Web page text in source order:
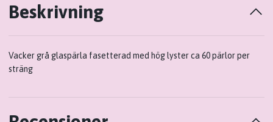
Beskrivning
Vacker grå glaspärla fasetterad med hög lyster ca 60 pärlor per
sträng